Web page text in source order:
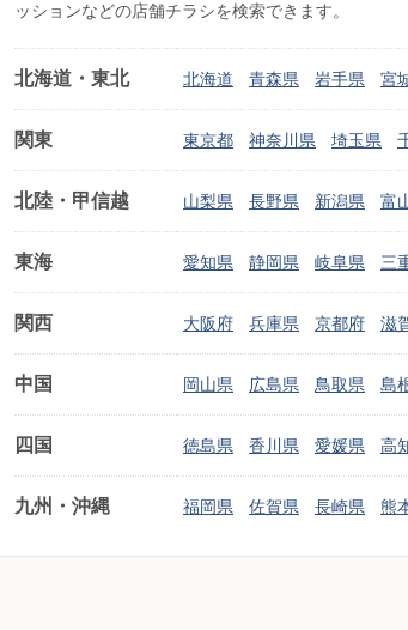
ッションなどの店舗チラシを検索できます。
北海道・東北 北海道 青森県 岩手県 宮
関東 東京都 神奈川県 埼玉県
北陸・甲信越 山梨県 長野県 新潟県 富
東海 愛知県 静岡県 岐阜県 三
関西 大阪府 兵庫県 京都府 滋
中国 岡山県 広島県 鳥取県 島
四国 徳島県 香川県 愛媛県 高
九州・沖縄 福岡県 佐賀県 長崎県 熊